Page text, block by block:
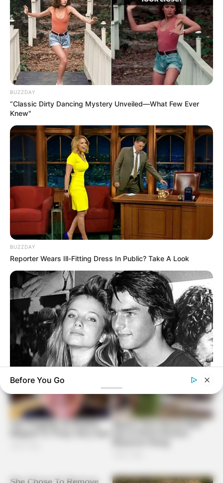
BUZZDAY
“Classic Dirty Dancing Mystery Unveiled—What Few Ever
Knew"
BUZZDAY
Reporter Wears Ill-Fitting Dress In Public? Take A Look
Everybody Wanted To Date Her In The 80s & This Is Her
Recently
Before You Go